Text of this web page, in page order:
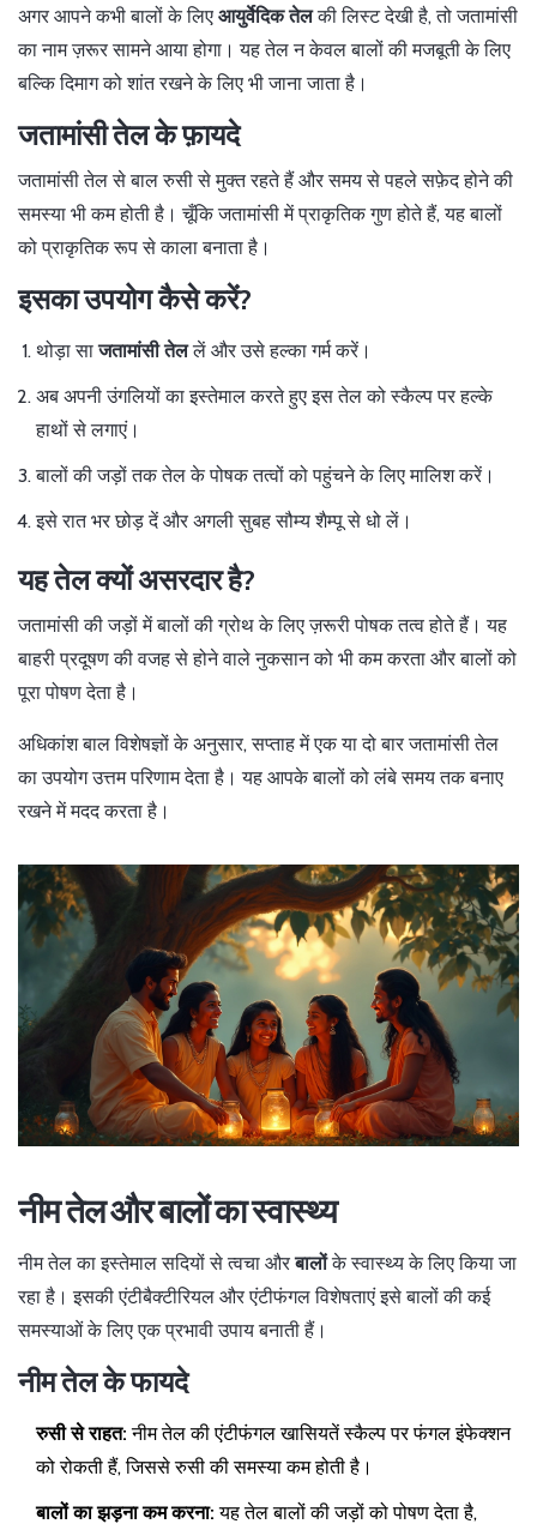
अगर आपने कभी बालों के लिए आयुर्वेदिक तेलकी लिस्ट देखी है, तो जतामांसी
का नाम ज़रूर सामने आया होगा। यह तेल न केवल बालों की मजबूती के लिए
बल्कि दिमाग को शांत रखने के लिए भी जाना जाता है।
जतामांसी तेल के फ़ायदे
जतामांसी तेल से बाल रुसी से मुक्त रहते हैं और समय से पहले सफ़ेद होने की
समस्या भी कम होती है। चूँकि जतामांसी में प्राकृतिक गुण होते हैं, यह बालों
को प्राकृतिक रूप से काला बनाता है।
इसका उपयोग कैसे करें?
थोड़ा साजतामांसी तेललें और उसे हल्का गर्म करें।
अब अपनी उंगलियों का इस्तेमाल करते हुए इस तेल को स्कैल्प पर हल्के
हाथों से लगाएं।
बालों की जड़ों तक तेल के पोषक तत्वों को पहुंचने के लिए मालिश करें।
इसे रात भर छोड़ दें और अगली सुबह सौम्य शैम्पू से धो लें।
यह तेल क्यों असरदार है?
जतामांसी की जड़ों में बालों की ग्रोथ के लिए ज़रूरी पोषक तत्व होते हैं। यह
बाहरी प्रदूषण की वजह से होने वाले नुकसान को भी कम करता और बालों को
पूरा पोषण देता है।
अधिकांश बाल विशेषज्ञों के अनुसार, सप्ताह में एक या दो बार जतामांसी तेल
का उपयोग उत्तम परिणाम देता है। यह आपके बालों को लंबे समय तक बनाए
रखने में मदद करता है।
नीम तेल और बालों का स्वास्थ्य
नीम तेल का इस्तेमाल सदियों से त्वचा औरबालोंके स्वास्थ्य के लिए किया जा
रहा है। इसकी एंटीबैक्टीरियल और एंटीफंगल विशेषताएं इसे बालों की कई
समस्याओं के लिए एक प्रभावी उपाय बनाती हैं।
नीम तेल के फायदे
रुसी से राहत: नीम तेल की एंटीफंगल खासियतें स्कैल्प पर फंगल इंफेक्शन
को रोकती हैं, जिससे रुसी की समस्या कम होती है।
बालों का झड़ना कम करना: यह तेल बालों की जड़ों को पोषण देता है,